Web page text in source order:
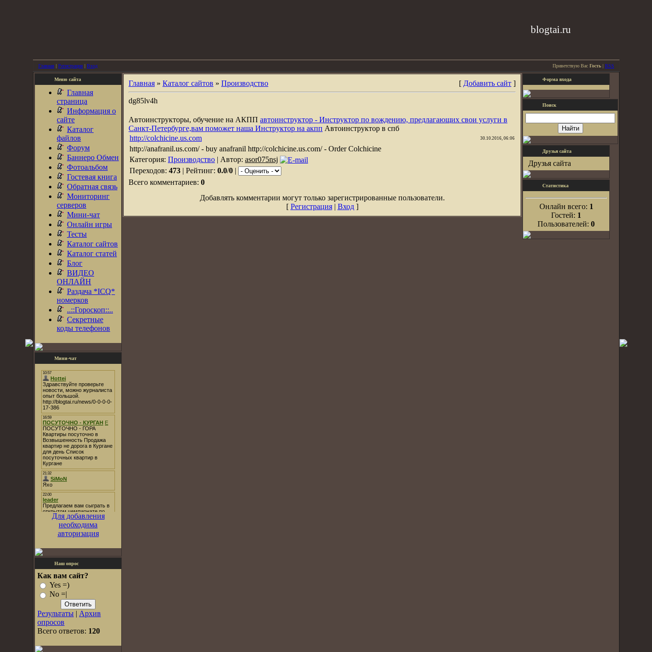
blogtai.ru
Главная | Регистрация | Вход Приветствую Вас Гость | RSS
Меню сайта
Главная
страница
Информация о
сайте
Каталог
файлов
Форум
Баннеро Обмен
Фотоальбом
Гостевая книга
Обратная связь
Мониторинг
серверов
Мини-чат
Онлайн игры
Тесты
Каталог сайтов
Каталог статей
Блог
ВИДЕО
ОНЛАЙН
Раздача *ICQ*
номерков
..::Гороскоп::..
Секретные
коды телефонов
Мини-чат
Для добавления
необходима
авторизация
Наш опрос
Как вам сайт?
Yes =)
No =|
Результаты | Архив
опросов
Всего ответов: 120
Главная » Каталог сайтов » Производство [ Добавить сайт ]
dg85lv4h
Автоинструкторы, обучение на АКПП автоинструктор - Инструктор по вождению, предлагающих свои услуги в
Санкт-Петербурге,вам поможет наша Инструктор на акпп Автоинструктор в спб
http://colchicine.us.com
30.10.2016, 06:06
http://anafranil.us.com/ - buy anafranil http://colchicine.us.com/ - Order Colchicine
Категория: Производство | Автор: asor075nsj
Переходов: 473 | Рейтинг: 0.0/0 |
Всего комментариев: 0
Добавлять комментарии могут только зарегистрированные пользователи.
[ Регистрация| Вход]
Форма входа
Поиск
Друзья сайта
Друзья сайта
Статистика
Онлайн всего: 1
Гостей: 1
Пользователей: 0